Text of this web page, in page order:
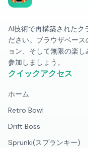
AI技術で再構築されたク
ださい。ブラウザベー
ョン、そして無限の楽
参加しましょう。
クイックアクセス
ホーム
Retro Bowl
Drift Boss
Sprunki(スプランキー)